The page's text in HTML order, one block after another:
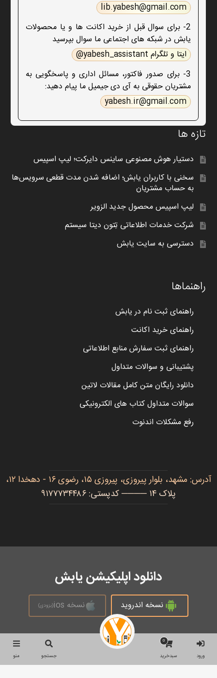
lib.yabesh@gmail.com
2- برای سوال قبل از خرید اکانت ها و یا محصولات
یابش در شبکه های اجتماعی ما سوال بپرسید
ایتا و تلگرام yabesh_assistant@
3- برای صدور فاکتور، مسائل اداری و پاسخگویی به
مشتریان حقوقی به آی دی جیمیل ما پیام دهید:
yabesh.ir@gmail.com
تازه ها
دستیار هوش مصنوعی ساینس دایرکت؛ لیپ اسپیس
سخنی با کاربران یابش؛ اضافه شدن مدت قطعی سرویس‌ها
به حساب مشتریان
لیپ اسپیس محصول جدید الزویر
شرکت خدمات اطلاعاتی تِتون دیتا سیستم
دسترسی به سایت یابش
راهنماها
راهنمای ثبت نام در یابش
راهنمای خرید اکانت
راهنمای ثبت سفارش منابع اطلاعاتی
پشتیبانی و سوالات متداول
دانلود رایگان متن کامل مقالات لاتین
سوالات متداول کتاب های الکترونیکی
رفع مشکلات اندنوت
ورود
0
سبدخرید جستجو منو
آدرس: مشهد، بلوار پیروزی، پیروزی ۱۵، رضوی ۱۶ - دهخدا ۱۲،
پلاک ۱۴ ──── کدپستی: ۹۱۷۷۷۳۴۴۸۶
دانلود اپلیکیشن یابش
نسخه اندروید نسخه ios (بزودی)
تمام حقوق محفوظ است © 2026